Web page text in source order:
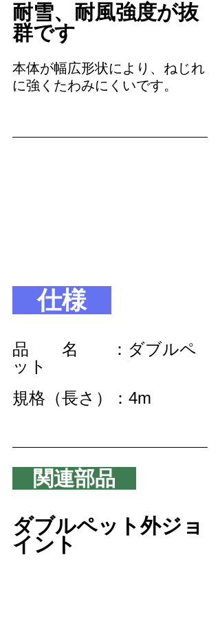
耐雪、耐風強度が抜
群です
本体が幅広形状により、ねじれ
に強くたわみにくいです。
仕様
品　　名　　：ダブルペ
ット
規格（長さ）：4m
関連部品
ダブルペット外ジョ
イント